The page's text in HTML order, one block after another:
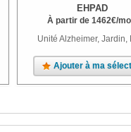
EHPAD
À partir de 1462€/
Unité Alzheimer, Jardin,
Ajouter à ma